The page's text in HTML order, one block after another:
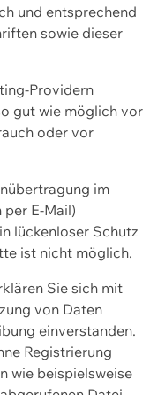
und entsprechend
sowie dieser
Providern
gut wie möglich vor
oder vor
im
E-Mail)
lückenloser Schutz
ist nicht möglich.
Sie sich mit
von Daten
einverstanden.
Registrierung
wie beispielsweise